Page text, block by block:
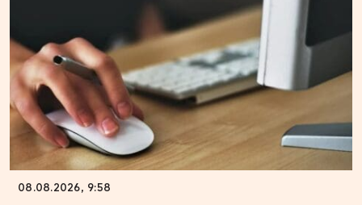
08.08.2026, 9:58